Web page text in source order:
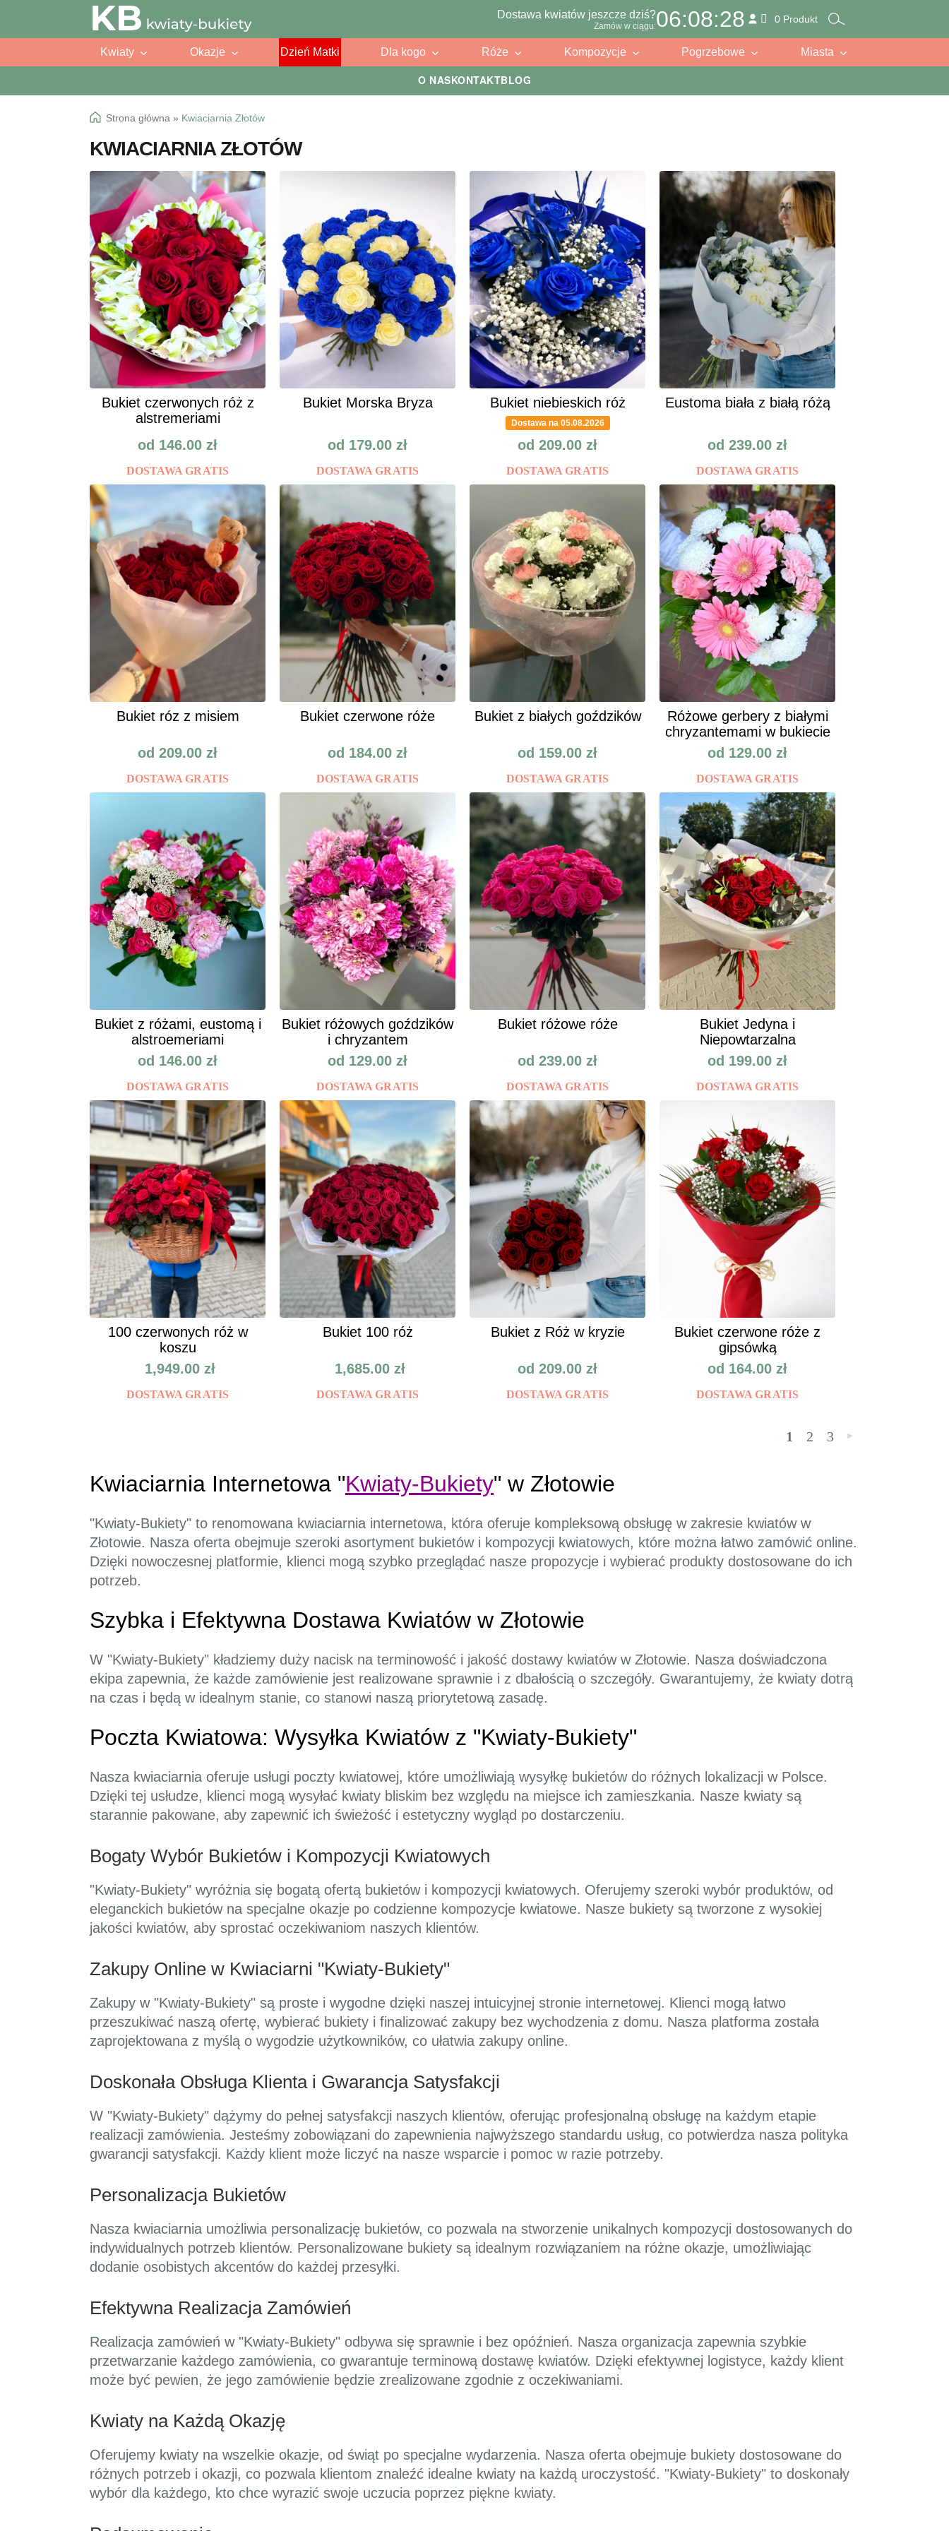
O NASKONTAKTBLOG
Przejdź
do
Przejdź
do
Dostawa kwiatów jeszcze dziś?
Zamów w ciągu:06:08:26 0 Produkt
Kwiaty Okazje Dzień Matki Dla kogo Róże Kompozycje Pogrzebowe Miasta
Strona główna » Kwiaciarnia Złotów
KWIACIARNIA ZŁOTÓW
Bukiet czerwonych róż z
alstremeriami
od 146.00 zł
DOSTAWA GRATIS
Bukiet Morska Bryza
od 179.00 zł
DOSTAWA GRATIS
Bukiet niebieskich róż
Dostawa na 05.08.2026
od 209.00 zł
DOSTAWA GRATIS
Eustoma biała z białą różą
od 239.00 zł
DOSTAWA GRATIS
Bukiet róz z misiem
od 209.00 zł
DOSTAWA GRATIS
Bukiet czerwone róże
od 184.00 zł
DOSTAWA GRATIS
Bukiet z białych goździków
od 159.00 zł
DOSTAWA GRATIS
Różowe gerbery z białymi
chryzantemami w bukiecie
od 129.00 zł
DOSTAWA GRATIS
Bukiet z różami, eustomą i
alstroemeriami
od 146.00 zł
DOSTAWA GRATIS
Bukiet różowych goździków
i chryzantem
od 129.00 zł
DOSTAWA GRATIS
Bukiet różowe róże
od 239.00 zł
DOSTAWA GRATIS
Bukiet Jedyna i
Niepowtarzalna
od 199.00 zł
DOSTAWA GRATIS
100 czerwonych róż w
koszu
1,949.00 zł
DOSTAWA GRATIS
Bukiet 100 róż
1,685.00 zł
DOSTAWA GRATIS
Bukiet z Róż w kryzie
od 209.00 zł
DOSTAWA GRATIS
Bukiet czerwone róże z
gipsówką
od 164.00 zł
DOSTAWA GRATIS
1 2 3 »
Kwiaciarnia Internetowa "Kwiaty-Bukiety" w Złotowie
"Kwiaty-Bukiety" to renomowana kwiaciarnia internetowa, która oferuje kompleksową obsługę w zakresie kwiatów w
Złotowie. Nasza oferta obejmuje szeroki asortyment bukietów i kompozycji kwiatowych, które można łatwo zamówić online.
Dzięki nowoczesnej platformie, klienci mogą szybko przeglądać nasze propozycje i wybierać produkty dostosowane do ich
potrzeb.
Szybka i Efektywna Dostawa Kwiatów w Złotowie
W "Kwiaty-Bukiety" kładziemy duży nacisk na terminowość i jakość dostawy kwiatów w Złotowie. Nasza doświadczona
ekipa zapewnia, że każde zamówienie jest realizowane sprawnie i z dbałością o szczegóły. Gwarantujemy, że kwiaty dotrą
na czas i będą w idealnym stanie, co stanowi naszą priorytetową zasadę.
Poczta Kwiatowa: Wysyłka Kwiatów z "Kwiaty-Bukiety"
Nasza kwiaciarnia oferuje usługi poczty kwiatowej, które umożliwiają wysyłkę bukietów do różnych lokalizacji w Polsce.
Dzięki tej usłudze, klienci mogą wysyłać kwiaty bliskim bez względu na miejsce ich zamieszkania. Nasze kwiaty są
starannie pakowane, aby zapewnić ich świeżość i estetyczny wygląd po dostarczeniu.
Bogaty Wybór Bukietów i Kompozycji Kwiatowych
"Kwiaty-Bukiety" wyróżnia się bogatą ofertą bukietów i kompozycji kwiatowych. Oferujemy szeroki wybór produktów, od
eleganckich bukietów na specjalne okazje po codzienne kompozycje kwiatowe. Nasze bukiety są tworzone z wysokiej
jakości kwiatów, aby sprostać oczekiwaniom naszych klientów.
Zakupy Online w Kwiaciarni "Kwiaty-Bukiety"
Zakupy w "Kwiaty-Bukiety" są proste i wygodne dzięki naszej intuicyjnej stronie internetowej. Klienci mogą łatwo
przeszukiwać naszą ofertę, wybierać bukiety i finalizować zakupy bez wychodzenia z domu. Nasza platforma została
zaprojektowana z myślą o wygodzie użytkowników, co ułatwia zakupy online.
Doskonała Obsługa Klienta i Gwarancja Satysfakcji
W "Kwiaty-Bukiety" dążymy do pełnej satysfakcji naszych klientów, oferując profesjonalną obsługę na każdym etapie
realizacji zamówienia. Jesteśmy zobowiązani do zapewnienia najwyższego standardu usług, co potwierdza nasza polityka
gwarancji satysfakcji. Każdy klient może liczyć na nasze wsparcie i pomoc w razie potrzeby.
Personalizacja Bukietów
Nasza kwiaciarnia umożliwia personalizację bukietów, co pozwala na stworzenie unikalnych kompozycji dostosowanych do
indywidualnych potrzeb klientów. Personalizowane bukiety są idealnym rozwiązaniem na różne okazje, umożliwiając
dodanie osobistych akcentów do każdej przesyłki.
Efektywna Realizacja Zamówień
Realizacja zamówień w "Kwiaty-Bukiety" odbywa się sprawnie i bez opóźnień. Nasza organizacja zapewnia szybkie
przetwarzanie każdego zamówienia, co gwarantuje terminową dostawę kwiatów. Dzięki efektywnej logistyce, każdy klient
może być pewien, że jego zamówienie będzie zrealizowane zgodnie z oczekiwaniami.
Kwiaty na Każdą Okazję
Oferujemy kwiaty na wszelkie okazje, od świąt po specjalne wydarzenia. Nasza oferta obejmuje bukiety dostosowane do
różnych potrzeb i okazji, co pozwala klientom znaleźć idealne kwiaty na każdą uroczystość. "Kwiaty-Bukiety" to doskonały
wybór dla każdego, kto chce wyrazić swoje uczucia poprzez piękne kwiaty.